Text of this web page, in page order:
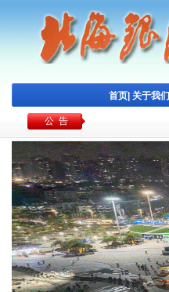
首页 关于我们
公 告